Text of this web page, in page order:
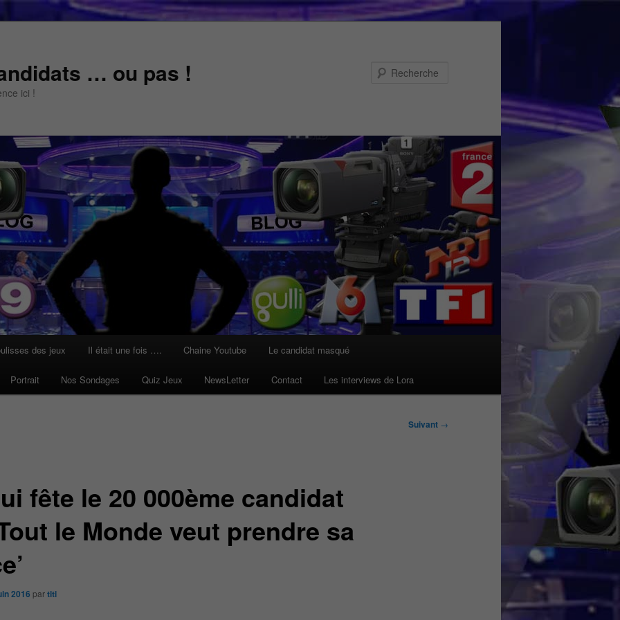
… ou pas !
ici !
des jeux Il était une fois …. Chaine Youtube Le candidat masqué
Portrait Nos Sondages Quiz Jeux NewsLetter Contact Les interviews de Lora
Suivant →
fête le 20 000ème candidat
le Monde veut prendre sa
2016 partiti